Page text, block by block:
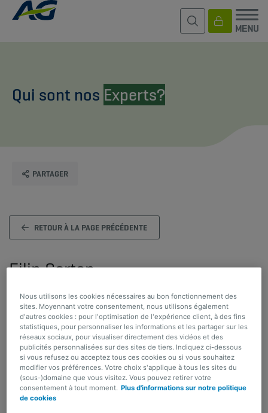
Qui sont nos Experts?
PARTAGER
RETOUR À LA PAGE PRÉCÉDENTE
Filip Corten
Front Office Unit Linked
Follow me on :
Filip Corten a débuté sa carrière il y a plus de 20 ans
dans le secteur financier. Il est, avec Wim Vermeir, l'un
des pionniers de l'investissement durable en Belgique.
Il a en effet créé et developpé une gamme de fonds
durables lorsqu'il était chez Dexia Asset Management.
Nous utilisons les cookies nécessaires au bon fonctionnement des
sites. Moyennant votre consentement, nous utilisons également
d'autres cookies : pour l'optimisation de l'expérience client, à des fins
statistiques, pour personnaliser les informations et les partager sur les
réseaux sociaux, pour visualiser directement des vidéos et des
publicités personnalisées sur des sites de tiers. Indiquez ci-dessous
si vous refusez ou acceptez tous ces cookies ou si vous souhaitez
modifier vos préférences. Votre choix s'applique à tous les sites du
(sous-)domaine que vous visitez. Vous pouvez retirer votre
consentement à tout moment. Plus d'informations sur notre politique
de cookies